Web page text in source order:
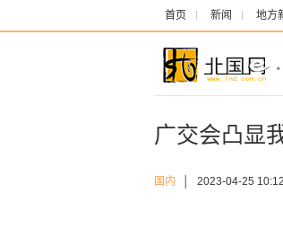
首页 新闻 地方
广交会凸显
国内 2023-04-25 10:12